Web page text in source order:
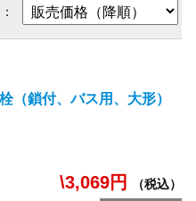
（鎖付、バス用、大形）
\3,069円 （税込）